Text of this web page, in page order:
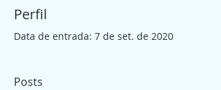
Perfil
Data de entrada: 7 de set. de 2020
Posts